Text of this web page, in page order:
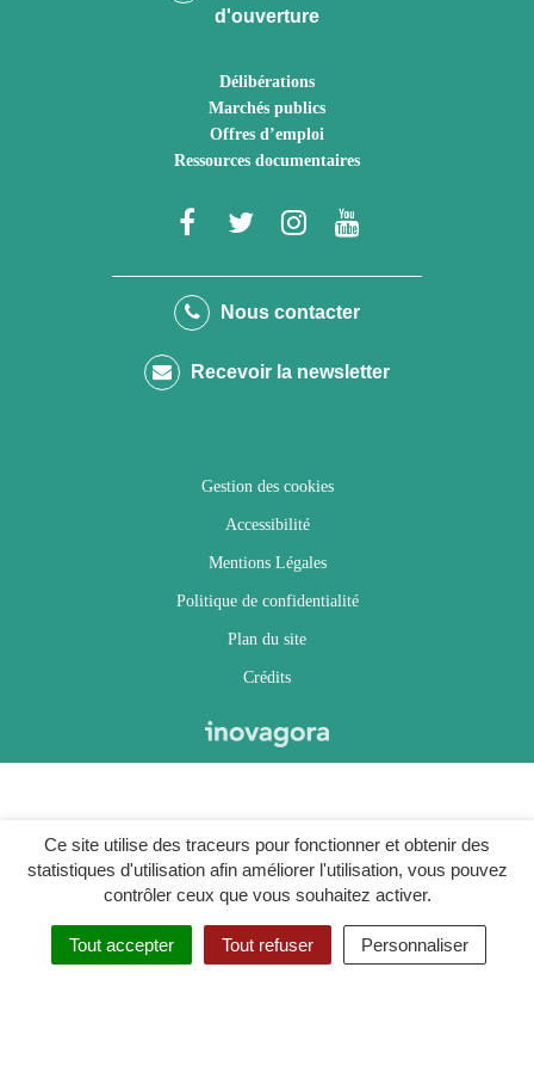
Ce site utilise des traceurs pour fonctionner et obtenir des
statistiques d'utilisation afin améliorer l'utilisation, vous pouvez
contrôler ceux que vous souhaitez activer.
Tout accepter Tout refuser Personnaliser
d'ouverture
Délibérations
Marchés publics
Offres d’emploi
Ressources documentaires
Lien
le
Facebook
Lien
le
Twitter
Lien
le
Instagram
Youtube
Nous contacter
Recevoir la newsletter
Gestion des cookies
Accessibilité
Mentions Légales
Politique de confidentialité
Plan du site
Crédits